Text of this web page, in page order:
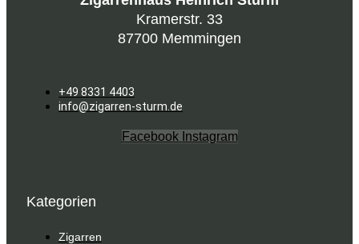
Kramerstr. 33
87700 Memmingen
+49 8331 4403
info@zigarren-sturm.de
Facebook Instagram
Kategorien
Zigarren